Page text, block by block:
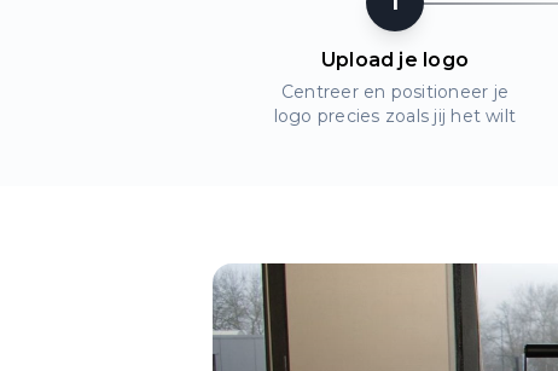
Upload je logo
Centreer en positioneer je
logo precies zoals jij het wilt